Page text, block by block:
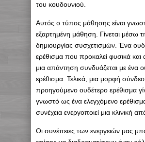
του κουδουνιού.
Αυτός ο τύπος μάθησης είναι
εξαρτημένη μάθηση. Γίνεται μέσω
δημιουργίας συσχετισμών. Ένα
ερέθισμα που προκαλεί φυσικά και
μια απάντηση συνδυάζεται με ένα
ερέθισμα. Τελικά, μια μορφή
προηγούμενο ουδέτερο ερέθισμα
γνωστό ως ένα ελεγχόμενο
συνέχεια ενεργοποιεί μια κλινική
Οι συνέπειες των ενεργειών μας